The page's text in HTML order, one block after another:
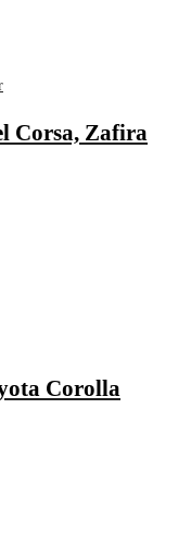
Corsa, Zafira
Corolla